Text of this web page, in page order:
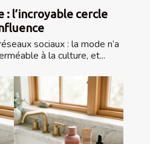
: l’incroyable cercle
sociaux : la mode n’a
à la culture, et...